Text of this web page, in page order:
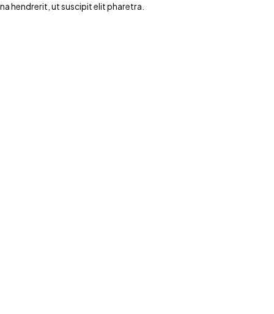
hendrerit, ut suscipit elit pharetra.